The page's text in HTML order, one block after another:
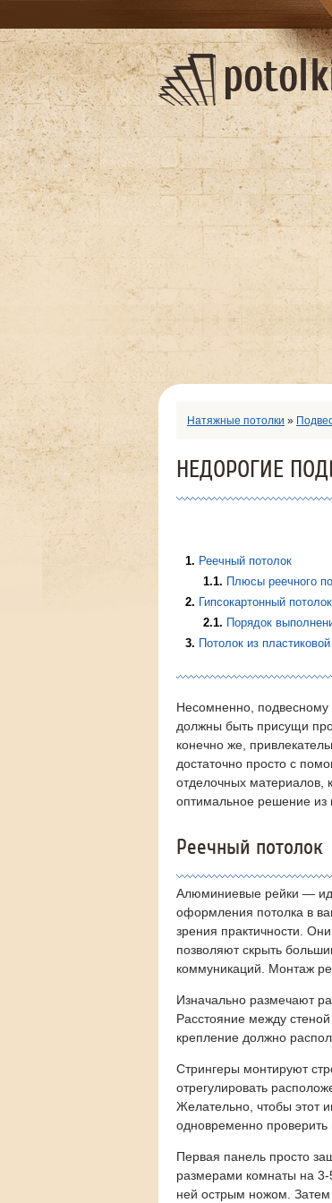
Натяжные потолки »
НЕДОРОГИЕ
1
Реечный потолок
1.1
Плюсы реечного
2
Гипсокартонный потолок
2.1
Порядок
3
Потолок из пластиковой
Несомненно, подвесному
должны быть присущи
конечно же,
достаточно просто с
отделочных материалов,
оптимальное решение из
Реечный потолок
Алюминиевые рейки —
оформления потолка в
зрения практичности.
позволяют скрыть
коммуникаций. Монтаж
Изначально размечают
Расстояние между
крепление должно
Стрингеры монтируют
отрегулировать
Желательно, чтобы этот
одновременно проверить
Первая панель просто
размерами комнаты на 3-
ней острым ножом. Затем